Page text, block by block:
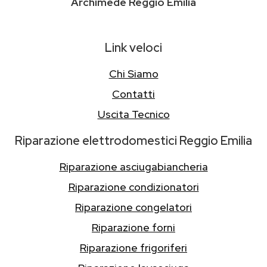
Link veloci
Chi Siamo
Contatti
Uscita Tecnico
Riparazione elettrodomestici Reggio Emilia
Riparazione asciugabiancheria
Riparazione condizionatori
Riparazione congelatori
Riparazione forni
Riparazione frigoriferi